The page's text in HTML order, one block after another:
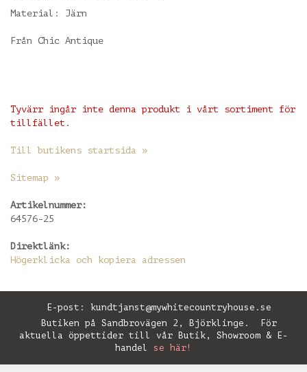
Material: Järn
Från Chic Antique
Tyvärr ingår inte denna produkt i vårt sortiment för
tillfället.
Till butikens startsida »
Sitemap »
Artikelnummer:
64576-25
Direktlänk:
Högerklicka och kopiera adressen
E-post: kundtjanst@mywhitecountryhouse.se
Butiken på Sandbrovägen 2, Björklinge. För
aktuella öppettider till vår Butik, Showroom & E-
handel se här!